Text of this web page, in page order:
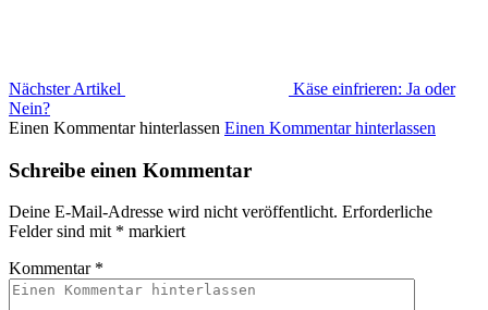
Nächster Artikel
Käse einfrieren: Ja oder
Nein?
Einen Kommentar hinterlassen Einen Kommentar hinterlassen
Schreibe einen Kommentar
Deine E-Mail-Adresse wird nicht veröffentlicht. Erforderliche
Felder sind mit * markiert
Kommentar *